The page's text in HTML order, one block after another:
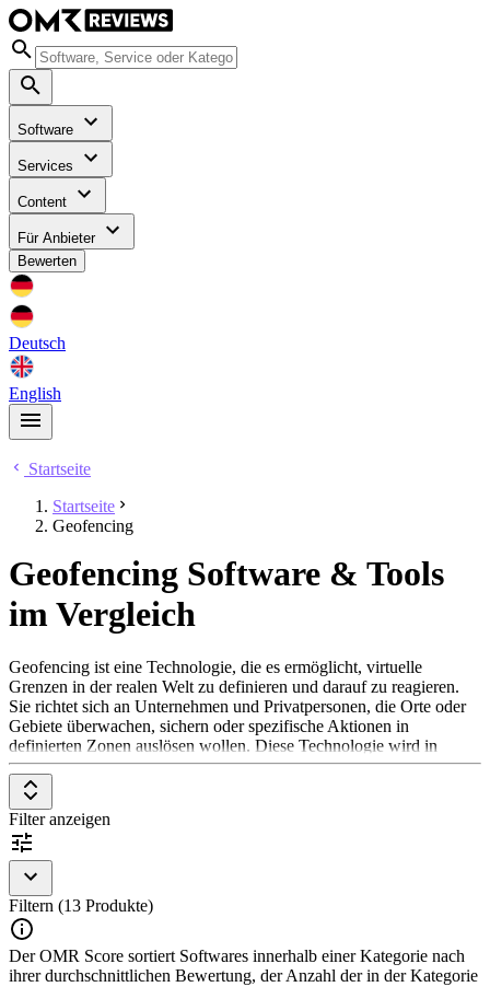
Software
Services
Content
Für Anbieter
Bewerten
Deutsch
English
Startseite
Startseite
Geofencing
Geofencing Software & Tools
im Vergleich
Geofencing ist eine Technologie, die es ermöglicht, virtuelle
Grenzen in der realen Welt zu definieren und darauf zu reagieren.
Sie richtet sich an Unternehmen und Privatpersonen, die Orte oder
Gebiete überwachen, sichern oder spezifische Aktionen in
definierten Zonen auslösen wollen. Diese Technologie wird in
zahlreichen Bereichen eingesetzt, darunter in der
Sicherheitsbranche, im Marketing, in der Logistik und in der
Personalverwaltung.
Um in der Kategorie Geofencing aufgenommen zu werden, sollte
eine Lösung folgende Features und Eigenschaften aufweisen:
Echtzeit-Tracking
Benachrichtigungen.
und Anpassung von Geo-Zonen.
Integration mit anderen Systemen: Kompatibilität mit
Filter anzeigen
Filtern (13 Produkte)
Der OMR Score sortiert Softwares innerhalb einer Kategorie nach
ihrer durchschnittlichen Bewertung, der Anzahl der in der Kategorie